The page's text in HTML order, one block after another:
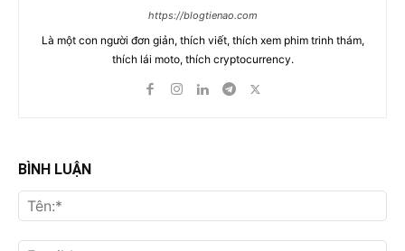
https://blogtienao.com
Là một con người đơn giản, thích viết, thích xem phim trinh thám,
thích lái moto, thích cryptocurrency.
BÌNH LUẬN